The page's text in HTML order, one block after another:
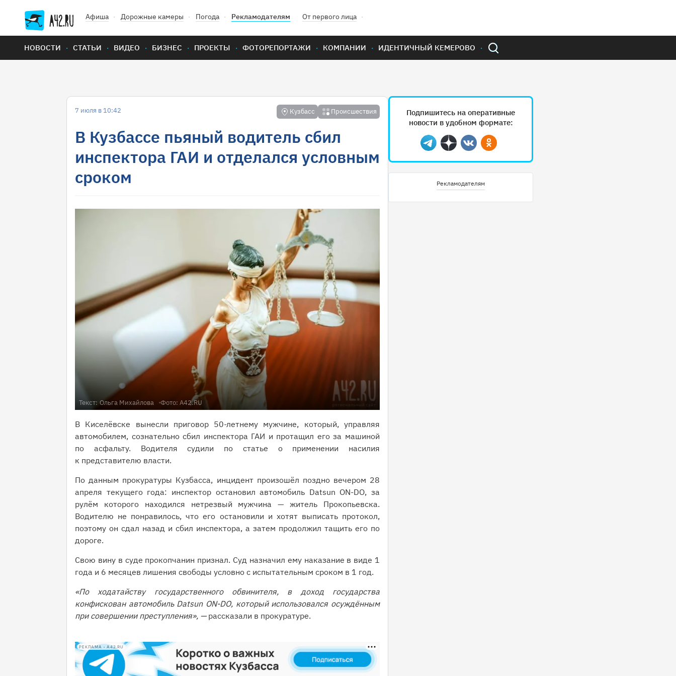
Афиша Дорожные камеры Погода Рекламодателям От первого лица
НОВОСТИ СТАТЬИ ВИДЕО БИЗНЕС ПРОЕКТЫ ФОТОРЕПОРТАЖИ КОМПАНИИ ИДЕНТИЧНЫЙ КЕМЕРОВО
7 июля в 10:42 Кузбасс Происшествия
В Кузбассе пьяный водитель сбил
инспектора ГАИ и отделался условным
сроком
Текст: Ольга Михайлова Фото: A42.RU
В Киселёвске вынесли приговор 50-летнему мужчине, который, управляя
автомобилем, сознательно сбил инспектора ГАИ и протащил его за машиной
по асфальту. Водителя судили по статье о применении насилия
к представителю власти.
По данным прокуратуры Кузбасса, инцидент произошёл поздно вечером 28
апреля текущего года: инспектор остановил автомобиль Datsun ON-DO, за
рулём которого находился нетрезвый мужчина — житель Прокопьевска.
Водителю не понравилось, что его остановили и хотят выписать протокол,
поэтому он сдал назад и сбил инспектора, а затем продолжил тащить его по
дороге.
Свою вину в суде прокопчанин признал. Суд назначил ему наказание в виде 1
года и 6 месяцев лишения свободы условно с испытательным сроком в 1 год.
«По ходатайству государственного обвинителя, в доход государства
конфискован автомобиль Datsun ON-DO, который использовался осуждённым
при совершении преступления», —рассказали в прокуратуре.
РЕКЛАМА • A42.RU
Подпишитесь на оперативные
новости в удобном формате:
Telegram
ДзенВконтактеОдноклассники
Рекламодателям